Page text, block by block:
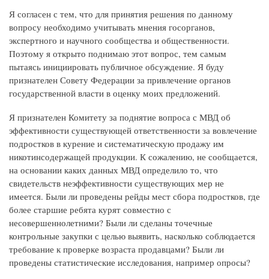
Я согласен с тем, что для принятия решения по данному
вопросу необходимо учитывать мнения госорганов,
экспертного и научного сообщества и общественности.
Поэтому я открыто поднимаю этот вопрос, тем самым
пытаясь инициировать публичное обсуждение. Я буду
признателен Совету Федерации за привлечение органов
государственной власти в оценку моих предложений.
Я признателен Комитету за поднятие вопроса с МВД об
эффективности существующей ответственности за вовлечение
подростков в курение и систематическую продажу им
никотинсодержащей продукции. К сожалению, не сообщается,
на основании каких данных МВД определило то, что
свидетельств неэффективности существующих мер не
имеется. Были ли проведены рейды мест сбора подростков, где
более старшие ребята курят совместно с
несовершеннолетними? Были ли сделаны точечные
контрольные закупки с целью выявить, насколько соблюдается
требование к проверке возраста продавцами? Были ли
проведены статистические исследования, например опросы?